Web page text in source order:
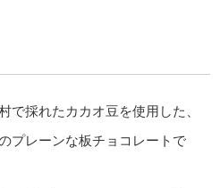
で採れたカカオ豆を使用した、
プレーンな板チョコレートで